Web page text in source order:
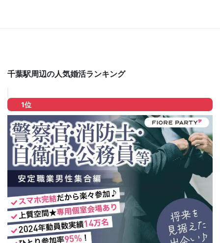
千葉駅周辺の人気婚活ランキング
1位